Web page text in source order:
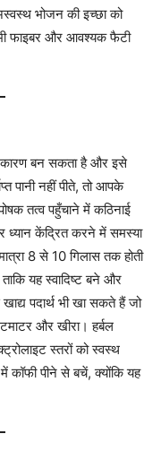
भोजन की इच्छा को
फाइबर और आवश्यक फैटी
कारण बन सकता है और इसे
पानी नहीं पीते, तो आपके
तत्व पहुँचाने में कठिनाई
केंद्रित करने में समस्या
8 से 10 गिलास तक होती
यह स्वादिष्ट बने और
पदार्थ भी खा सकते हैं जो
और खीरा। हर्बल
स्तरों को स्वस्थ
पीने से बचें, क्योंकि यह